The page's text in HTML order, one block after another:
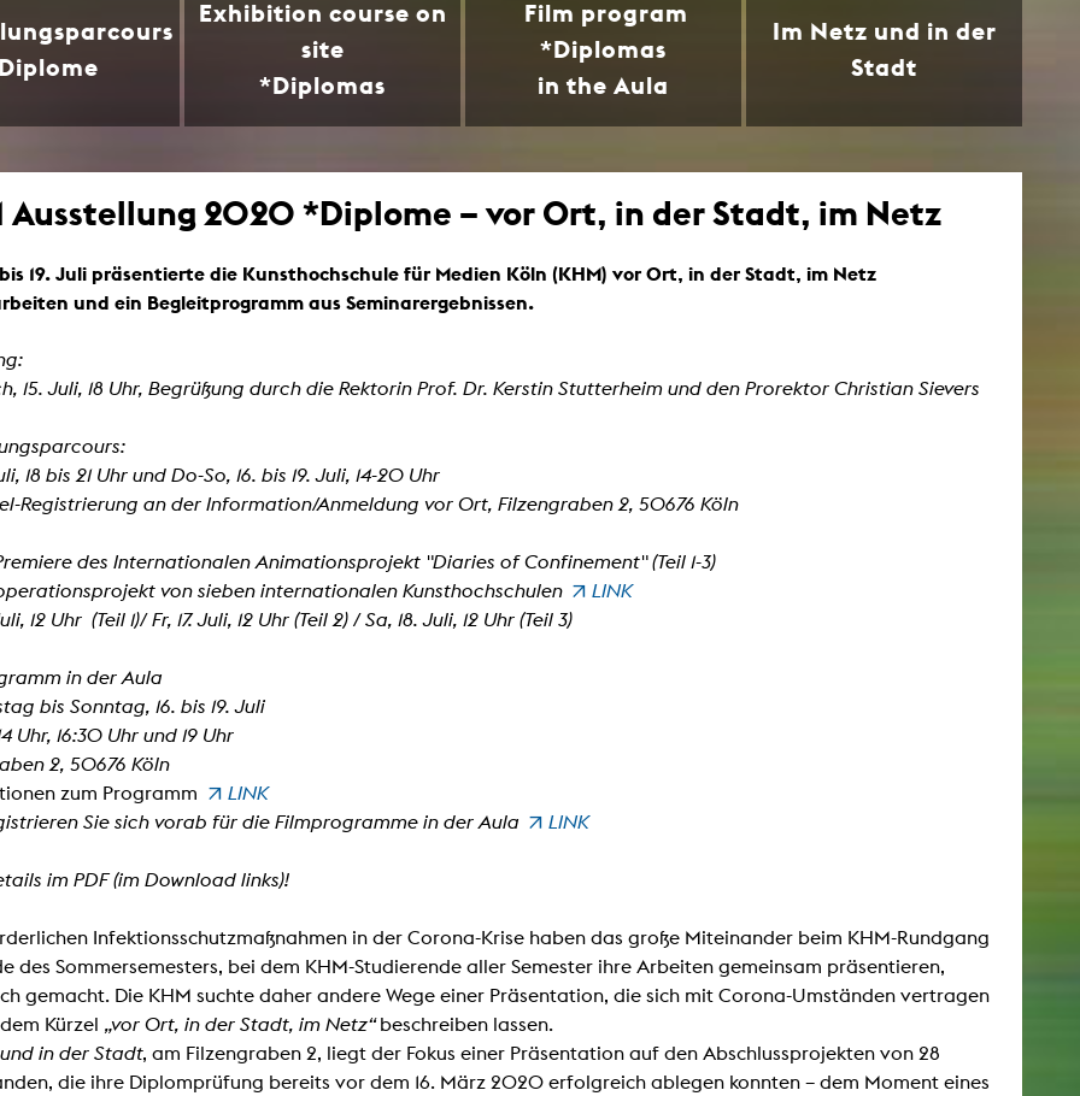
Exhibition course on
site
*Diplomas
Film program
*Diplomas
in the Aula
Im Netz und in der
Stadt
Ausstellung 2020 *Diplome – vor Ort, in der Stadt, im Netz
bis 19. Juli präsentierte die Kunsthochschule für Medien Köln (KHM) vor Ort, in der Stadt, im Netz
und ein Begleitprogramm aus Seminarergebnissen.
15. Juli, 18 Uhr, Begrüßung durch die Rektorin Prof. Dr. Kerstin Stutterheim und den Prorektor Christian Sievers
18 bis 21 Uhr und Do-So, 16. bis 19. Juli, 14-20 Uhr
Registrierung an der Information/Anmeldung vor Ort, Filzengraben 2, 50676 Köln
des Internationalen Animationsprojekt "Diaries of Confinement" (Teil 1-3)
von sieben internationalen Kunsthochschulen
LINK
12 Uhr (Teil 1)/ Fr, 17. Juli, 12 Uhr (Teil 2) / Sa, 18. Juli, 12 Uhr (Teil 3)
in der Aula
bis Sonntag, 16. bis 19. Juli
Uhr, 16:30 Uhr und 19 Uhr
2, 50676 Köln
zum Programm
LINK
Sie sich vorab für die Filmprogramme in der Aula
LINK
im PDF (im Download links)!
Infektionsschutzmaßnahmen in der Corona-Krise haben das große Miteinander beim KHM-Rundgang
des Sommersemesters, bei dem KHM-Studierende aller Semester ihre Arbeiten gemeinsam präsentieren,
gemacht. Die KHM suchte daher andere Wege einer Präsentation, die sich mit Corona-Umständen vertragen
Kürzel „vor Ort, in der Stadt, im Netz“beschreiben lassen.
in der Stadt, am Filzengraben 2, liegt der Fokus einer Präsentation auf den Abschlussprojekten von 28
die ihre Diplomprüfung bereits vor dem 16. März 2020 erfolgreich ablegen konnten – dem Moment eines
LIBRARY
Films
Books
Sounds
edition KHM
LECTURE Reihe
off topic
Recommendations
Publications teaching staff
Rara
Open Access
Organisation
The KHM logo
Useful help / contacts
Sponsorship Award for FLINTA*
Ombudspersons
Friends of the KHM e.V.
Partner
Internal reporting office
AGG-Beschwerdestelle
Awards / Sponsorships
Festival events
Jobs
teaching staff on the way